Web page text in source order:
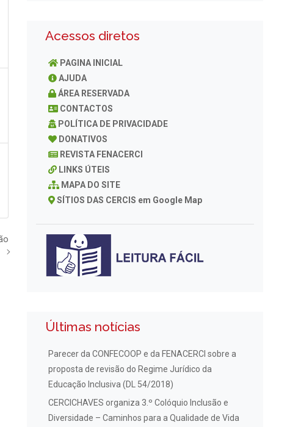
Acessos diretos
PAGINA INICIAL
AJUDA
ÁREA RESERVADA
CONTACTOS
POLÍTICA DE PRIVACIDADE
DONATIVOS
REVISTA FENACERCI
LINKS ÚTEIS
MAPA DO SITE
SÍTIOS DAS CERCIS em Google Map
Últimas notícias
Parecer da CONFECOOP e da FENACERCI sobre a
proposta de revisão do Regime Jurídico da
Educação Inclusiva (DL 54/2018)
CERCICHAVES organiza 3.º Colóquio Inclusão e
Diversidade – Caminhos para a Qualidade de Vida